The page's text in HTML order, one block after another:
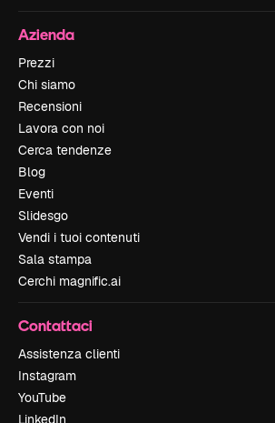
Azienda
Prezzi
Chi siamo
Recensioni
Lavora con noi
Cerca tendenze
Blog
Eventi
Slidesgo
Vendi i tuoi contenuti
Sala stampa
Cerchi magnific.ai
Contattaci
Assistenza clienti
Instagram
YouTube
LinkedIn